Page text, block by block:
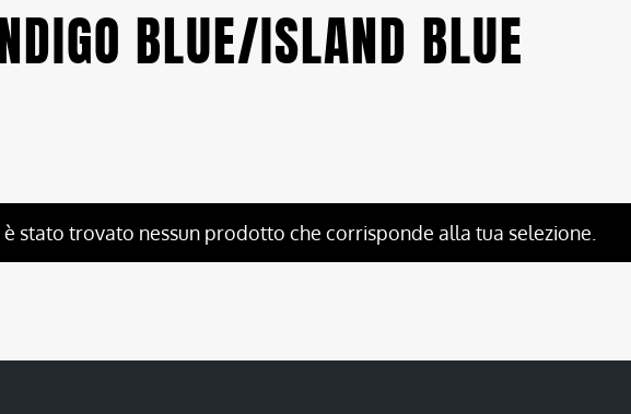
BLUE/ISLAND BLUE
è stato trovato nessun prodotto che corrisponde alla tua selezione.